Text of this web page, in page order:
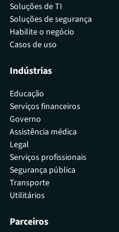
Soluções de TI
Soluções de segurança
Habilite o negócio
Casos de uso
Indústrias
Educação
Serviços financeiros
Governo
Assistência médica
Legal
Serviços profissionais
Segurança pública
Transporte
Utilitários
Parceiros